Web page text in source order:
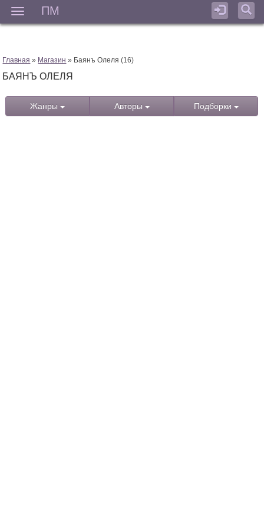
ПМ
Главная » Магазин » Баянъ Олеля (16)
БАЯНЪ ОЛЕЛЯ
Жанры Авторы Подборки